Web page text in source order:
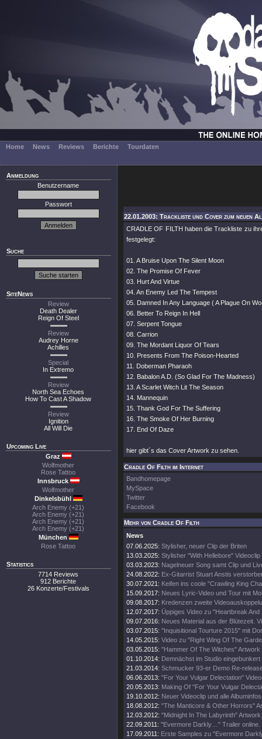
Home News Reviews Berichte Tourdaten
Anmeldung
Benutzername
Passwort
Suche
SiteNews
Review
Death Dealer
Reign Of Steel
Review
Audrey Horne
Achilles
Special
In Extremo
Review
North Sea Echoes
How To Cast A Shadow
Review
Ignition
All Will Die
Upcoming Live
Graz
Wolfmother
Rose Tattoo
Innsbruck
Wolfmother
Dinkelsbühl
Arch Enemy (+21)
Arch Enemy (+21)
Arch Enemy (+21)
Arch Enemy (+21)
München
Rose Tattoo
Statistics
7714 Reviews
912 Berichte
26 Konzerte/Festivals
22.01.2003: Trackliste und Cover zum neuen
CRADLE OF FILTH haben die Trackliste zu
festgelegt:
01. A Bruise Upon The Silent Moon
02. The Promise Of Fever
03. Hurt And Virtue
04. An Enemy Led The Tempest
05. Damned In Any Language ( A Plague On
06. Better To Reign In Hell
07. Serpent Tongue
08. Carrion
09. The Mordant Liquor Of Tears
10. Presents From The Poison-Hearted
11. Doberman Pharaoh
12. Babalon A.D. (So Glad For The Madness)
13. A Scarlet Witch Lit The Season
14. Mannequin
15. Thank God For The Suffering
16. The Smoke Of Her Burning
17. End Of Daze
hier gibt´s das Cover Artwork zu sehen.
Cradle Of Filth im Internet
Bandhomepage
MySpace
Twitter
Facebook
Mehr von Cradle Of Filth
News
07.06.2025: Stylisher, neuer Clip der Briten
13.03.2025: Stylisher "With Hellebore" Videoclip
03.03.2023: Nagelneuer Song samt Clip und
24.08.2022: Ex-Gitarrist Stuart Anstis
30.07.2021: Keifen ins coole "Crawling King
15.09.2017: Neues Lyric-Video und Tour mit
09.08.2017: Kredenzen zweite
12.07.2017: Üppiges Video zu "Heartbreak And
09.07.2016: Neues Material aus der Blütezeit.
03.07.2015: "Inquisitional Tourture 2015" mit
14.05.2015: Video zu "Right Wing Of The
03.05.2015: "Hammer Of The Witches" Artwork
01.10.2014: Demnächst im Studio eingebunkert
21.03.2014: Schmucker 93-er Demo Re-
06.06.2013: "For Your Vulgar Delectation"
20.05.2013: Making Of "For Your Vulgar
19.10.2012: Neuer Videoclip und alle
18.08.2012: "The Manticore & Other Horrors"
12.03.2012: "Midnight In The Labyrinth" Artwork.
22.09.2011: "Evermore Darkly…" Trailer online.
17.09.2011: Erste Samples zu "Evermore